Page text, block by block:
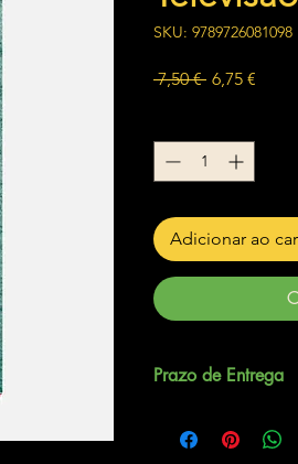
SKU: 9789726081098
7,50 € Preço
6,75 €
Adicionar ao
Prazo de Entrega